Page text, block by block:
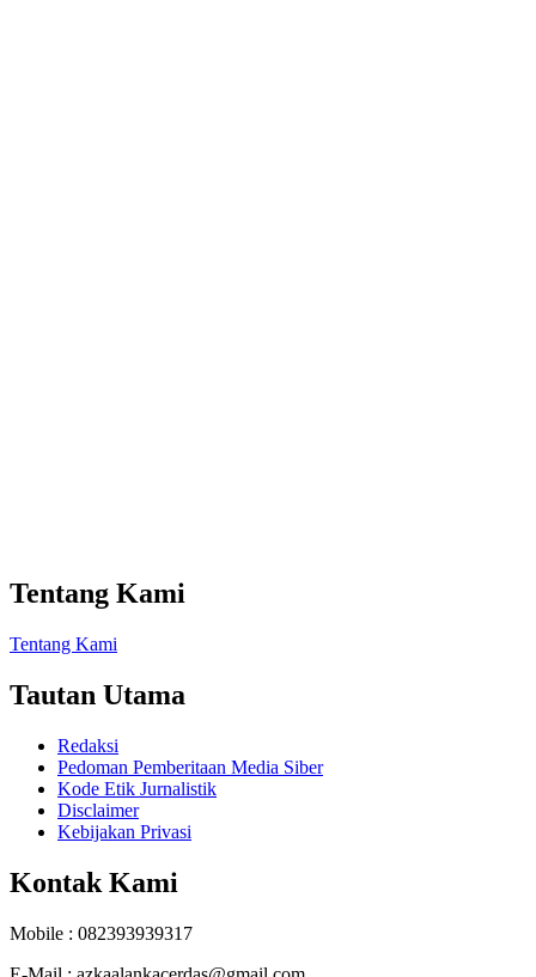
Tentang Kami
Tentang Kami
Tautan Utama
Redaksi
Pedoman Pemberitaan Media Siber
Kode Etik Jurnalistik
Disclaimer
Kebijakan Privasi
Kontak Kami
Mobile : 082393939317